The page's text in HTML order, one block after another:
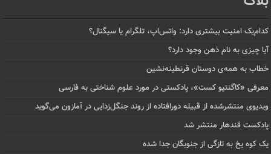
کدام‌یک امنیت بیشتری دارد: واتس‌اپ، تلگرام یا سیگنال؟
آیا چیزی به نام ذهن وجود دارد؟
خطاب به همه‌ی دوستان قرنطینه‌نشین
معرفی «کاگنتیو کست»، پادکستی در مورد علوم شناختی به فارسی
ویدیوی منتشرشده از قبیله دورافتاده‌ از روند جنگل‌زدایی در آمازون می‌گوید
پادکست قندهار منتشر شد
یک کوه یخ به تازگی از جنوبگان جدا شده